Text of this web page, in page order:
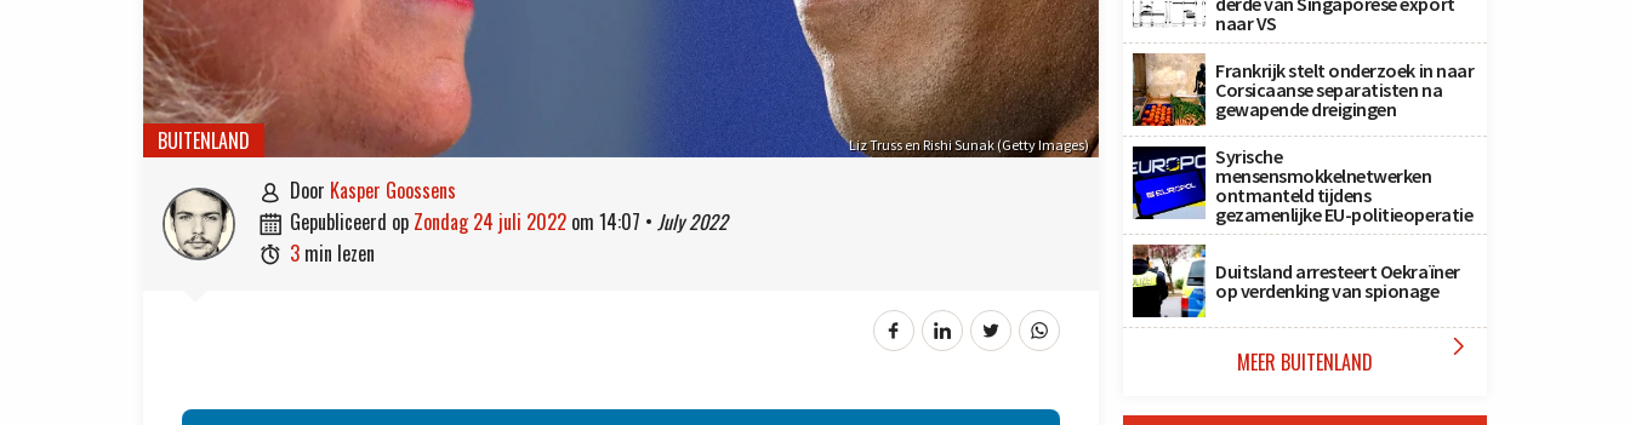
Liz Truss en Rishi Sunak (Getty Images)
BUITENLAND
 door Kasper Goossens
 gepubliceerd op zondag 24 juli 2022 om 14:07 • July 2022
 3 min lezen
naar VS
Frankrijk stelt onderzoek in naar
Corsicaanse separatisten na
gewapende dreigingen
Syrische
mensensmokkelnetwerken
ontmanteld tijdens
gezamenlijke EU-politieoperatie
Duitsland arresteert Oekraïner
op verdenking van spionage
MEER BUITENLAND 